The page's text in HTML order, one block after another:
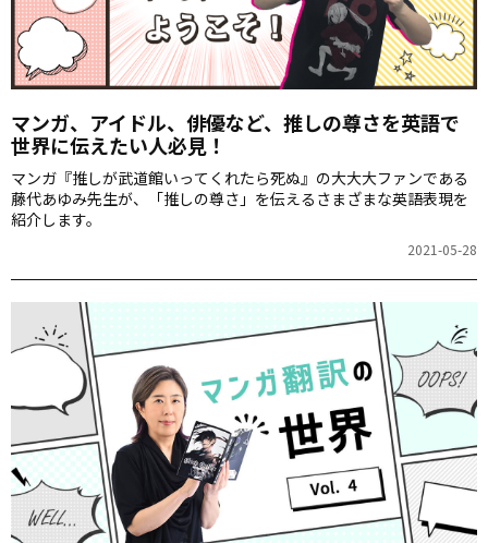
マンガ、アイドル、俳優など、推しの尊さを英語で
世界に伝えたい人必見！
マンガ『推しが武道館いってくれたら死ぬ』の大大大ファンである
藤代あゆみ先生が、「推しの尊さ」を伝えるさまざまな英語表現を
紹介します。
2021-05-28